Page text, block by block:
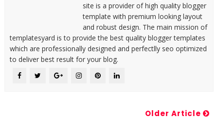
site is a provider of high quality blogger
template with premium looking layout
and robust design. The main mission of
templatesyard is to provide the best quality blogger templates
which are professionally designed and perfectlly seo optimized
to deliver best result for your blog.
Older Article